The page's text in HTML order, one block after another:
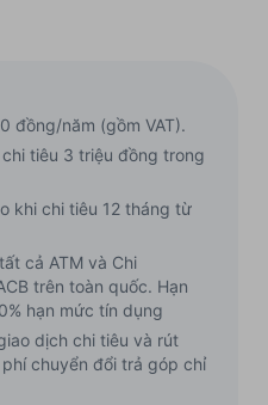
đồng/năm (gồm VAT).
tiêu 3 triệu đồng trong
khi chi tiêu 12 tháng từ
cả ATM và Chi
trên toàn quốc. Hạn
hạn mức tín dụng
dịch chi tiêu và rút
chuyển đổi trả góp chỉ